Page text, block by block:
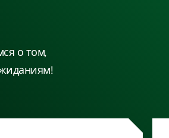
о том,